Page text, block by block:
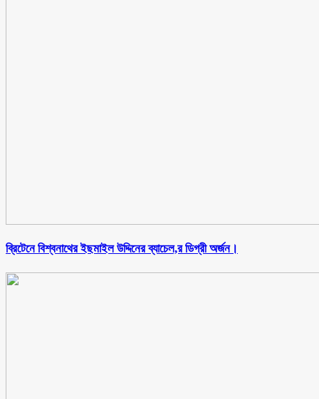
ব্রিটেনে বিশ্বনাথের ইছমাইল উদ্দিনের ব্যাচেল,র ডিগ্রী অর্জন।